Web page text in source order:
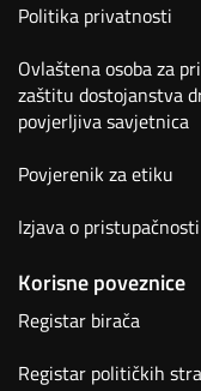
Politika privatnosti
Ovlaštena osoba za
zaštitu dostojanstva
povjerljiva savjetnica
Povjerenik za etiku
Izjava o pristupačnosti
Korisne poveznice
Registar birača
Registar političkih